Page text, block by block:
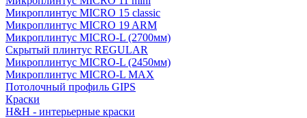
Микроплинтус MICRO 15 classic
Микроплинтус MICRO 19 ARM
Микроплинтус MICRO-L (2700мм)
Скрытый плинтус REGULAR
Микроплинтус MICRO-L (2450мм)
Микроплинтус MICRO-L MAX
Потолочный профиль GIPS
Краски
H&H - интерьерные краски